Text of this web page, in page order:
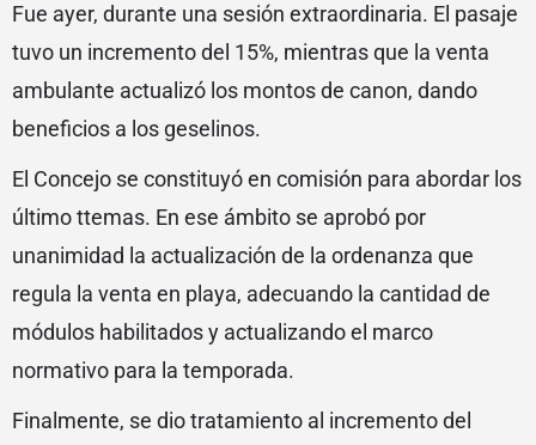
Fue ayer, durante una sesión extraordinaria. El pasaje
tuvo un incremento del 15%, mientras que la venta
ambulante actualizó los montos de canon, dando
beneficios a los geselinos.
El Concejo se constituyó en comisión para abordar los
último ttemas. En ese ámbito se aprobó por
unanimidad la actualización de la ordenanza que
regula la venta en playa, adecuando la cantidad de
módulos habilitados y actualizando el marco
normativo para la temporada.
Finalmente, se dio tratamiento al incremento del